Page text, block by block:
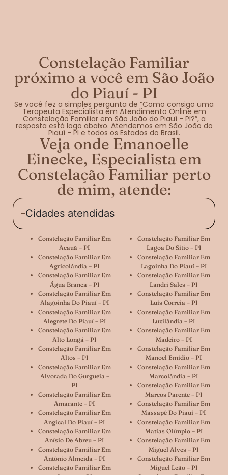
Constelação Familiar
próximo a você em São João
do Piauí - PI
Se você fez a simples pergunta de “Como consigo uma
Terapeuta Especialista em Atendimento Online em
Constelação Familiar em São João do Piauí - PI?”, a
resposta está logo abaixo. Atendemos em São João do
Piauí - PI e todos os Estados do Brasil.
Veja onde Emanoelle
Einecke, Especialista em
Constelação Familiar perto
de mim, atende:
Cidades atendidas
Constelação Familiar Em
Acauã – PI
Constelação Familiar Em
Agricolândia – PI
Constelação Familiar Em
Água Branca – PI
Constelação Familiar Em
Alagoinha Do Piauí – PI
Constelação Familiar Em
Alegrete Do Piauí – PI
Constelação Familiar Em
Alto Longá – PI
Constelação Familiar Em
Altos – PI
Constelação Familiar Em
Alvorada Do Gurgueia –
PI
Constelação Familiar Em
Amarante – PI
Constelação Familiar Em
Angical Do Piauí – PI
Constelação Familiar Em
Anísio De Abreu – PI
Constelação Familiar Em
Antônio Almeida – PI
Constelação Familiar Em
Constelação Familiar Em
Lagoa Do Sítio – PI
Constelação Familiar Em
Lagoinha Do Piauí – PI
Constelação Familiar Em
Landri Sales – PI
Constelação Familiar Em
Luís Correia – PI
Constelação Familiar Em
Luzilândia – PI
Constelação Familiar Em
Madeiro – PI
Constelação Familiar Em
Manoel Emídio – PI
Constelação Familiar Em
Marcolândia – PI
Constelação Familiar Em
Marcos Parente – PI
Constelação Familiar Em
Massapê Do Piauí – PI
Constelação Familiar Em
Matias Olímpio – PI
Constelação Familiar Em
Miguel Alves – PI
Constelação Familiar Em
Miguel Leão – PI